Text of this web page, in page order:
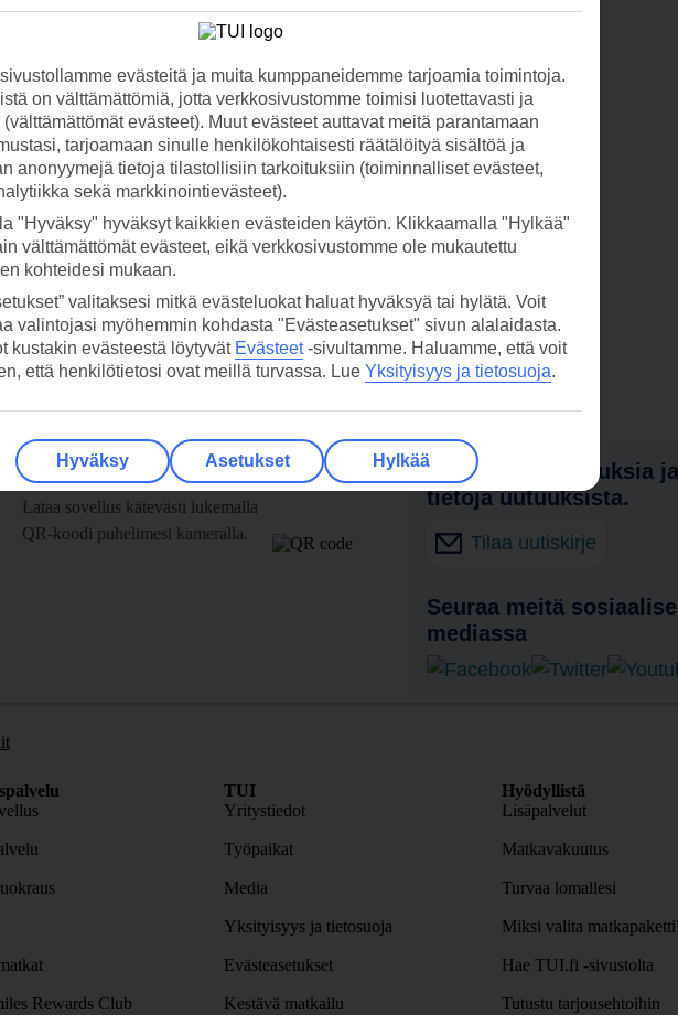
TUI-sovellus nyt!
Lataa sovellus kätevästi lukemalla
QR-koodi puhelimesi kameralla.
Vastaanota tarjouksia
tietoja uutuuksista.
Tilaa uutiskirje
Seuraa meitä
mediassa
Rewards Club
TUI
Yritystiedot
Työpaikat
Media
Yksityisyys ja tietosuoja
Evästeasetukset
Kestävä matkailu
Hyödyllistä
Lisäpalvelut
Matkavakuutus
Turvaa lomallesi
Miksi valita
Hae TUI.fi -sivustolta
Tutustu tarjousehtoihin
evästeitä ja muita kumppaneidemme tarjoamia toimintoja.
on välttämättömiä, jotta verkkosivustomme toimisi luotettavasti ja
evästeet). Muut evästeet auttavat meitä parantamaan
tarjoamaan sinulle henkilökohtaisesti räätälöityä sisältöä ja
anonyymejä tietoja tilastollisiin tarkoituksiin (toiminnalliset evästeet,
sekä markkinointievästeet).
"Hyväksy" hyväksyt kaikkien evästeiden käytön. Klikkaamalla "Hylkää"
välttämättömät evästeet, eikä verkkosivustomme ole mukautettu
kohteidesi mukaan.
valitaksesi mitkä evästeluokat haluat hyväksyä tai hylätä. Voit
valintojasi myöhemmin kohdasta "Evästeasetukset" sivun alalaidasta.
kustakin evästeestä löytyvät Evästeet-sivultamme. Haluamme, että voit
että henkilötietosi ovat meillä turvassa. Lue Yksityisyys ja tietosuoja.
Hyväksy Asetukset Hylkää